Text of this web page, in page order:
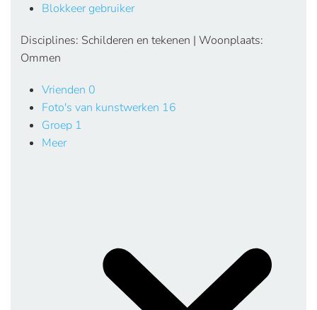
Blokkeer gebruiker
Disciplines: Schilderen en tekenen | Woonplaats:
Ommen
Vrienden 0
Foto's van kunstwerken 16
Groep 1
Meer